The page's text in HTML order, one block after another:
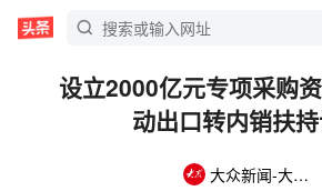
设立2000亿元专项采购
动出口转内销扶
大众新闻-大众日报